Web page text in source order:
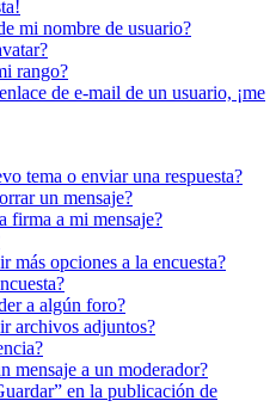
mi nombre de usuario?
rango?
de e-mail de un usuario, ¡me
tema o enviar una respuesta?
un mensaje?
firma a mi mensaje?
más opciones a la encuesta?
a algún foro?
archivos adjuntos?
mensaje a un moderador?
en la publicación de